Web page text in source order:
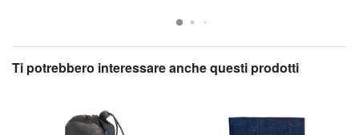
Ti potrebbero interessare anche questi prodotti